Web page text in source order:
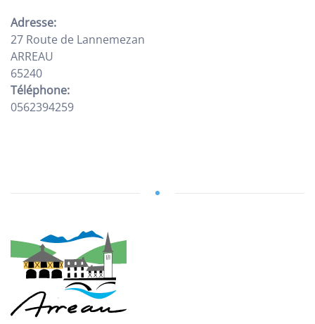
Adresse:
27 Route de Lannemezan
ARREAU
65240
Téléphone:
0562394259